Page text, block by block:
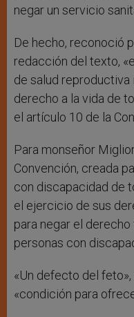
negar un servicio
De hecho, reconoció
redacción del texto,
de salud reproductiva
derecho a la vida de
el artículo 10 de la
Para monseñor
Convención, creada
con discapacidad de
el ejercicio de sus
para negar el
personas con
«Un defecto del
«condición para